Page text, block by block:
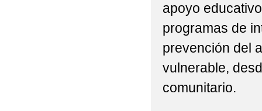
apoyo
programas de
prevención del
vulnerable,
comunitario.